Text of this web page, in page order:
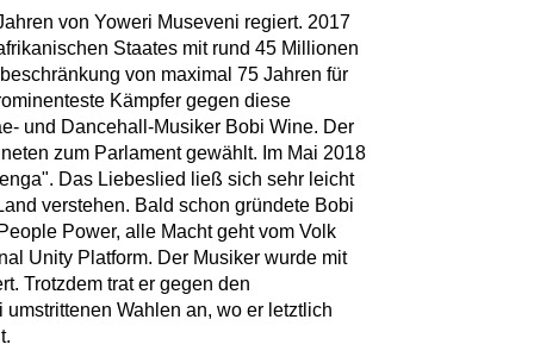
von Yoweri Museveni regiert. 2017
Staates mit rund 45 Millionen
von maximal 75 Jahren für
Kämpfer gegen diese
und Dancehall-Musiker Bobi Wine. Der
zum Parlament gewählt. Im Mai 2018
Das Liebeslied ließ sich sehr leicht
verstehen. Bald schon gründete Bobi
Power, alle Macht geht vom Volk
Unity Platform. Der Musiker wurde mit
Trotzdem trat er gegen den
Wahlen an, wo er letztlich